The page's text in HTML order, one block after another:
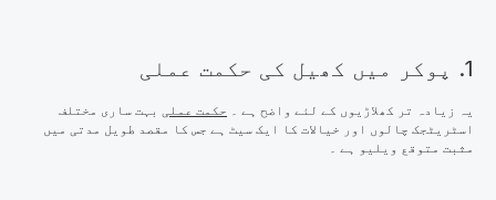
1. پوکر میں کھیل کی حکمت عملی
یہ زیادہ تر کھلاڑیوں کے لئے واضح ہے ۔ حکمت عملی
بہت ساری مختلف
اسٹریٹجک چالوں اور خیالات کا ایک سیٹ ہے جس کا مقصد طویل مدتی میں
مثبت متوقع ویلیو ہے ۔